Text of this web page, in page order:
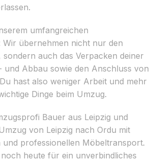
umfangreichen
Wir übernehmen nicht nur den
auch das Verpacken deiner
und Abbau sowie den Anschluss von
hast also weniger Arbeit und mehr
Dinge beim Umzug.
Bauer aus Leipzig und
von Leipzig nach Ordu mit
und professionellen Möbeltransport.
heute für ein unverbindliches